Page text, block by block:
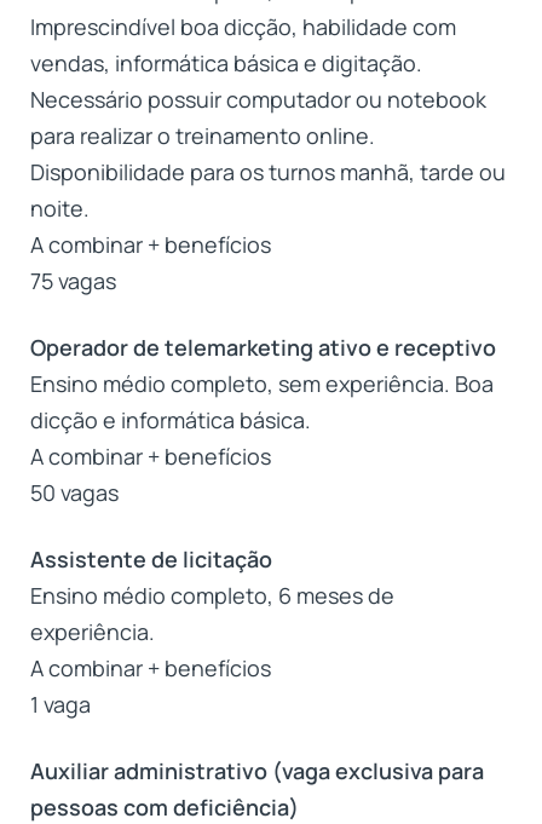
Imprescindível boa dicção, habilidade com
vendas, informática básica e digitação.
Necessário possuir computador ou notebook
para realizar o treinamento online.
Disponibilidade para os turnos manhã, tarde ou
noite.
A combinar + benefícios
75 vagas
Operador de telemarketing ativo e receptivo
Ensino médio completo, sem experiência. Boa
dicção e informática básica.
A combinar + benefícios
50 vagas
Assistente de licitação
Ensino médio completo, 6 meses de
experiência.
A combinar + benefícios
1 vaga
Auxiliar administrativo (vaga exclusiva para
pessoas com deficiência)